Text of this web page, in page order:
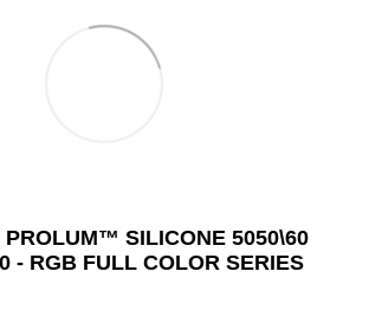
SILICONE 5050\60
- RGB FULL COLOR SERIES